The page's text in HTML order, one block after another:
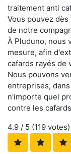
traitement anti
Vous pouvez
de notre
À Pluduno, nous
mesure, afin
cafards rayés de
Nous pouvons
entreprises,
n'importe quel
contre les
4.9 / 5 (119 votes)